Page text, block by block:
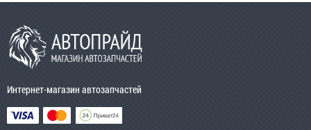
Интернет-магазин автозапчастей